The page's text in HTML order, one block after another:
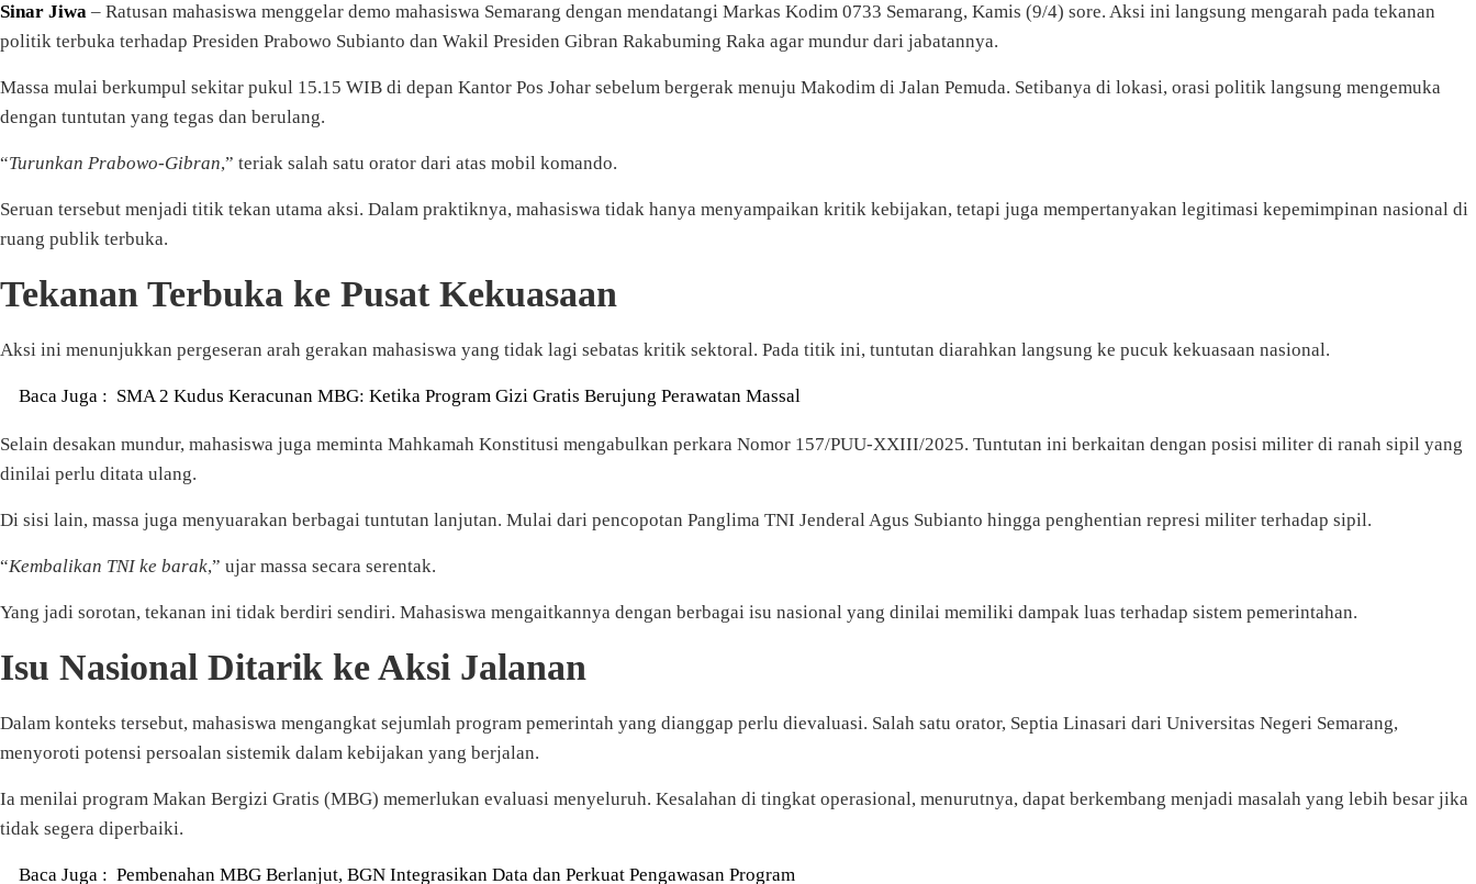
Sinar Jiwa – Ratusan mahasiswa menggelar demo mahasiswa Semarang dengan mendatangi Markas Kodim 0733 Semarang, Kamis (9/4) sore. Aksi ini langsung mengarah pada tekanan
politik terbuka terhadap Presiden Prabowo Subianto dan Wakil Presiden Gibran Rakabuming Raka agar mundur dari jabatannya.
Massa mulai berkumpul sekitar pukul 15.15 WIB di depan Kantor Pos Johar sebelum bergerak menuju Makodim di Jalan Pemuda. Setibanya di lokasi, orasi politik langsung mengemuka
dengan tuntutan yang tegas dan berulang.
“Turunkan Prabowo-Gibran,” teriak salah satu orator dari atas mobil komando.
Seruan tersebut menjadi titik tekan utama aksi. Dalam praktiknya, mahasiswa tidak hanya menyampaikan kritik kebijakan, tetapi juga mempertanyakan legitimasi kepemimpinan nasional di
ruang publik terbuka.
Tekanan Terbuka ke Pusat Kekuasaan
Aksi ini menunjukkan pergeseran arah gerakan mahasiswa yang tidak lagi sebatas kritik sektoral. Pada titik ini, tuntutan diarahkan langsung ke pucuk kekuasaan nasional.
Baca Juga : SMA 2 Kudus Keracunan MBG: Ketika Program Gizi Gratis Berujung Perawatan Massal
Selain desakan mundur, mahasiswa juga meminta Mahkamah Konstitusi mengabulkan perkara Nomor 157/PUU-XXIII/2025. Tuntutan ini berkaitan dengan posisi militer di ranah sipil yang
dinilai perlu ditata ulang.
Di sisi lain, massa juga menyuarakan berbagai tuntutan lanjutan. Mulai dari pencopotan Panglima TNI Jenderal Agus Subianto hingga penghentian represi militer terhadap sipil.
“Kembalikan TNI ke barak,” ujar massa secara serentak.
Yang jadi sorotan, tekanan ini tidak berdiri sendiri. Mahasiswa mengaitkannya dengan berbagai isu nasional yang dinilai memiliki dampak luas terhadap sistem pemerintahan.
Isu Nasional Ditarik ke Aksi Jalanan
Dalam konteks tersebut, mahasiswa mengangkat sejumlah program pemerintah yang dianggap perlu dievaluasi. Salah satu orator, Septia Linasari dari Universitas Negeri Semarang,
menyoroti potensi persoalan sistemik dalam kebijakan yang berjalan.
Ia menilai program Makan Bergizi Gratis (MBG) memerlukan evaluasi menyeluruh. Kesalahan di tingkat operasional, menurutnya, dapat berkembang menjadi masalah yang lebih besar jika
tidak segera diperbaiki.
Baca Juga : Pembenahan MBG Berlanjut, BGN Integrasikan Data dan Perkuat Pengawasan Program